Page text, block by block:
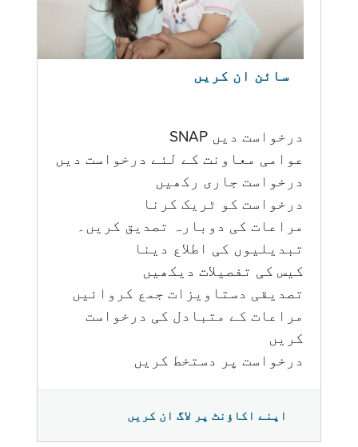
سائن ان کریں
درخواست دیں SNAP
عوامی معاونت کے لئے درخواست دیں
درخواست جاری رکھیں
درخواست کو ٹریک کرنا
مراعات کی دوبارہ تصدیق کریں۔
تبدیلیوں کی اطلاع دینا
کیس کی تفصیلات دیکھیں
تصدیقی دستاویزات جمع کروائیں
مراعات کے متبادل کی درخواست
کریں
درخواست پر دستخط کریں
اپنے اکاؤنٹ پر لاگ ان کریں